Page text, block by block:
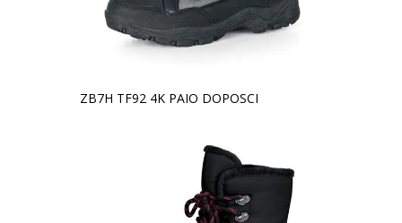
ZB7H TF92 4K PAIO DOPOSCI